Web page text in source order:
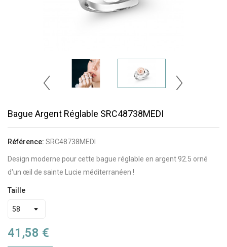
Bague Argent Réglable SRC48738MEDI
Référence: SRC48738MEDI
Design moderne pour cette bague réglable en argent 92.5 orné
d'un œil de sainte Lucie méditerranéen !
Taille
41,58 €